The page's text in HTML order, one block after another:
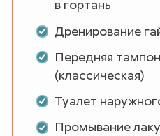
в гортань
Дренирование
Передняя
(классическая)
Туалет
Промывание